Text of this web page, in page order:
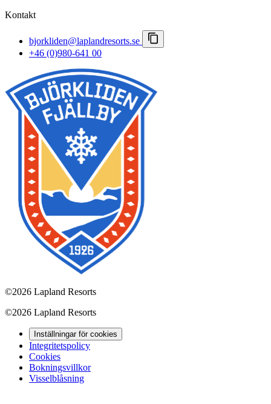
Kontakt
bjorkliden@laplandresorts.se
+46 (0)980-641 00
©2026 Lapland Resorts
©2026 Lapland Resorts
Inställningar för cookies
Integritetspolicy
Cookies
Bokningsvillkor
Visselblåsning